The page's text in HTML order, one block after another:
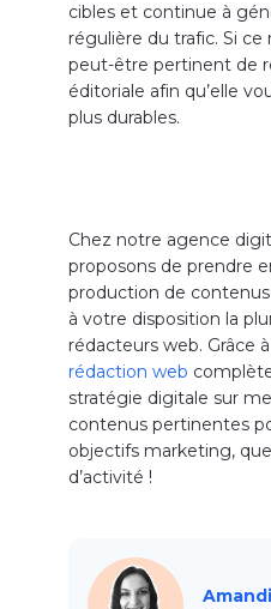
cibles et continue à
régulière du trafic. Si ce
peut-être pertinent de
éditoriale afin qu’elle
plus durables.
Chez notre agence
proposons de prendre
production de
à votre disposition la
rédacteurs web. Grâce
rédaction web
stratégie digitale sur
contenus pertinentes
objectifs marketing,
d’activité !